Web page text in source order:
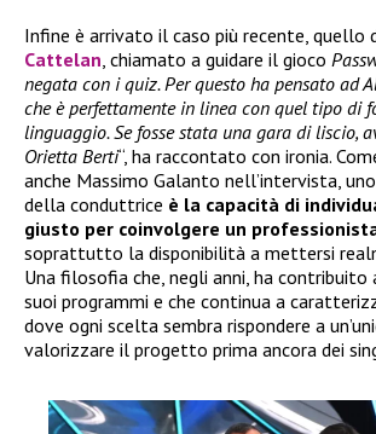
Infine è arrivato il caso più recente, quello
Cattelan , chiamato a guidare il gioco
negata con i quiz. Per questo ha pensato ad
che è perfettamente in linea con quel tipo di
linguaggio. Se fosse stata una gara di liscio,
Orietta Berti“, ha raccontato con ironia.
anche Massimo Galanto nell’intervista,
della conduttrice è la capacità di
giusto per coinvolgere un
soprattutto la disponibilità a mettersi
Una filosofia che, negli anni, ha contribuito
suoi programmi e che continua a
dove ogni scelta sembra rispondere a
valorizzare il progetto prima ancora dei